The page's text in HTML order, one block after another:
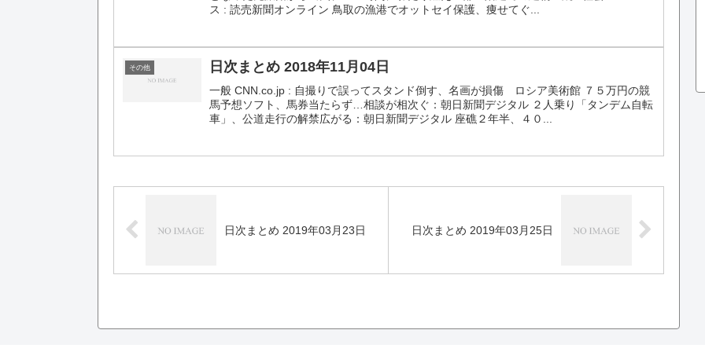
ス : 読売新聞オンライン 鳥取の漁港でオットセイ保護、痩せてぐ...
その他 日次まとめ 2018年11月04日
一般 CNN.co.jp : 自撮りで誤ってスタンド倒す、名画が損傷 ロシア美術館 ７５万円の競
馬予想ソフト、馬券当たらず…相談が相次ぐ：朝日新聞デジタル ２人乗り「タンデム自転
車」、公道走行の解禁広がる：朝日新聞デジタル 座礁２年半、４０...
日次まとめ 2019年03月23日 日次まとめ 2019年03月25日